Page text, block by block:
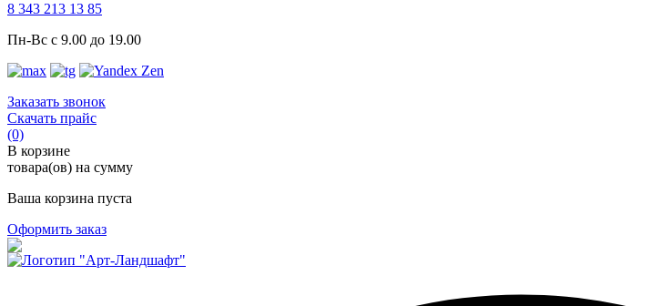
8 343 213 13 85
Пн-Вс с 9.00 до 19.00
Заказать звонок
Скачать прайс
(0)
В корзине
товара(ов) на сумму
Ваша корзина пуста
Оформить заказ